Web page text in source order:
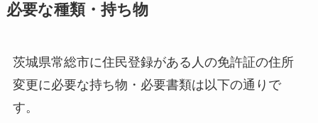
必要な種類・持ち物
茨城県常総市に住民登録がある人の免許証の住所
変更に必要な持ち物・必要書類は以下の通りで
す。